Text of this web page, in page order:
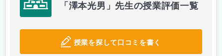
「澤本光男」先生の授業評価一覧
授業を探して口コミを書く